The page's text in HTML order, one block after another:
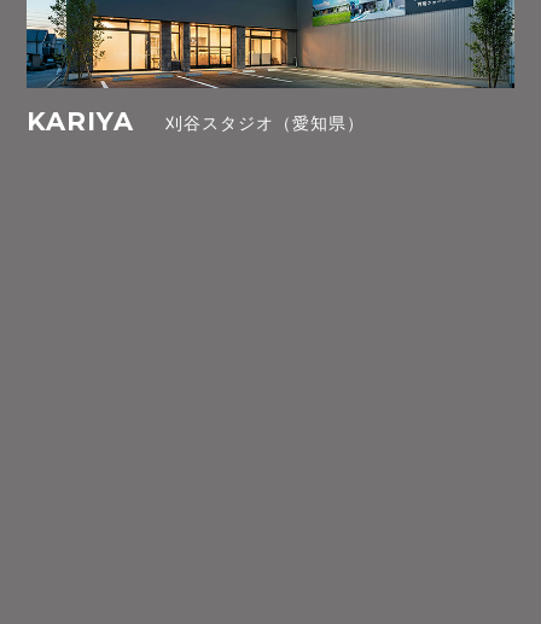
KARIYA 刈谷スタジオ（愛知県）